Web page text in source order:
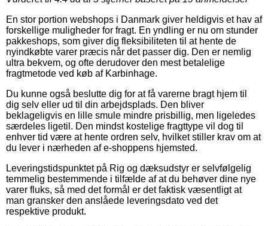
En stor portion webshops i Danmark giver heldigvis et hav af
forskellige muligheder for fragt. En yndling er nu om stunder
pakkeshops, som giver dig fleksibiliteten til at hente de
nyindkøbte varer præcis når det passer dig. Den er nemlig
ultra bekvem, og ofte derudover den mest betalelige
fragtmetode ved køb af Karbinhage.
Du kunne også beslutte dig for at få varerne bragt hjem til
dig selv eller ud til din arbejdsplads. Den bliver
beklageligvis en lille smule mindre prisbillig, men ligeledes
særdeles ligetil. Den mindst kostelige fragttype vil dog til
enhver tid være at hente ordren selv, hvilket stiller krav om at
du lever i nærheden af e-shoppens hjemsted.
Leveringstidspunktet på Rig og dæksudstyr er selvfølgelig
temmelig bestemmende i tilfælde af at du behøver dine nye
varer fluks, så med det formål er det faktisk væsentligt at
man gransker den anslåede leveringsdato ved det
respektive produkt.